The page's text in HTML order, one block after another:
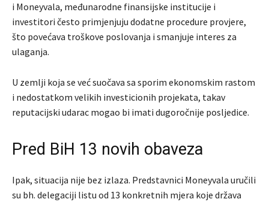
i Moneyvala, međunarodne finansijske institucije i
investitori često primjenjuju dodatne procedure provjere,
što povećava troškove poslovanja i smanjuje interes za
ulaganja.
U zemlji koja se već suočava sa sporim ekonomskim rastom
i nedostatkom velikih investicionih projekata, takav
reputacijski udarac mogao bi imati dugoročnije posljedice.
Pred BiH 13 novih obaveza
Ipak, situacija nije bez izlaza. Predstavnici Moneyvala uručili
su bh. delegaciji listu od 13 konkretnih mjera koje država